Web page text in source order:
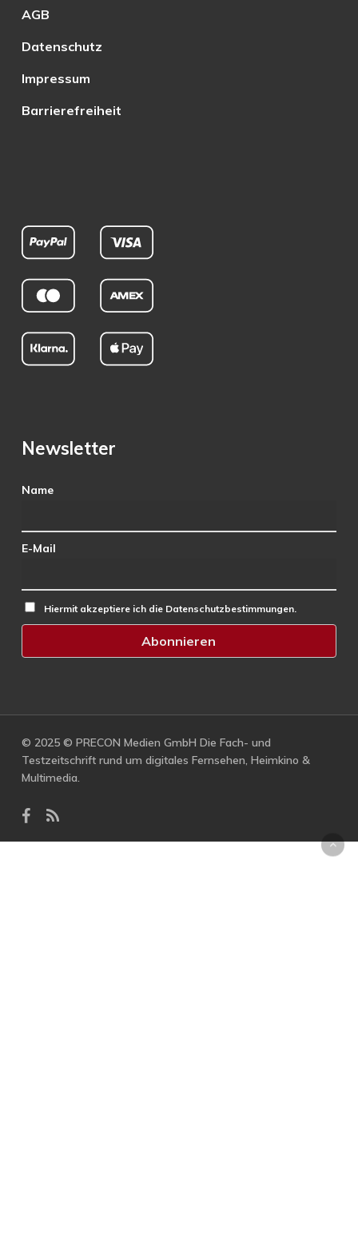
AGB
Datenschutz
Impressum
Barrierefreiheit
Newsletter
Name
E-Mail
Hiermit akzeptiere ich die Datenschutzbestimmungen.
© 2025 © PRECON Medien GmbH Die Fach- und
Testzeitschrift rund um digitales Fernsehen, Heimkino &
Multimedia.
facebook
RSS